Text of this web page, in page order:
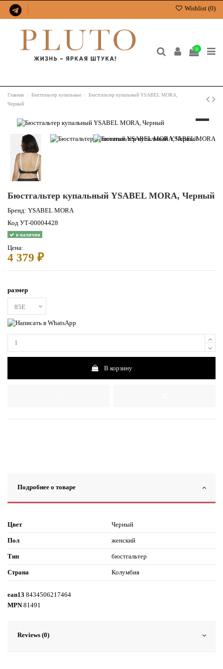
Wishlist (0)
0
Главная Бюстгальтер купальные
Бюстгальтер купальный YSABEL MORA,
Черный
Бюстгальтер купальный YSABEL MORA, Черный
Бренд: YSABEL MORA
Код УТ-00004428
в наличии
Цена:
4 379 ₽
размер
В корзину
Подробнее о товаре
Цвет Черный
Пол женский
Тип бюстгальтер
Страна Колумбия
ean13 8434506217464
MPN 81491
Reviews (0)